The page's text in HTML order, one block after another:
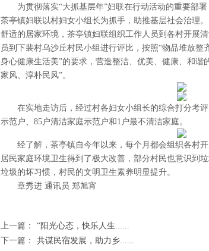
为贯彻落实“大抓基层年”妇联在行动活动的重要部署
茶亭镇妇联以村妇女小组长为抓手，助推基层社会治理
舒适的居家环境，茶亭镇妇联组织工作人员到各村开展
员到下裴村乌沙丘村民小组进行评比，按照“物品堆放整
身心健康生活美”的要求，营造整洁、优美、健康、和谐
家风、淳朴民风”。
在实地走访后，经过村各妇女小组长的综合打分考评
示范户、85户清洁家庭示范户和1户最不清洁家庭。
经了解，茶亭镇自今年以来，每个月都会组织各村开
居民家庭环境卫生得到了极大改善，部分村民也意识到
垃圾的坏习惯，村民的文明卫生素养明显提升。
章秀进 通讯员 郑旭宵
上一篇：
“阳光心态，快乐人生......
下一篇：
共谋民宿发展，助力乡......